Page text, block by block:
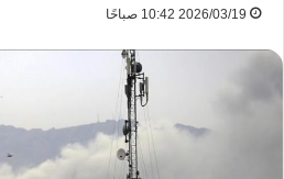
2026/03/19 10:42 صباحًا